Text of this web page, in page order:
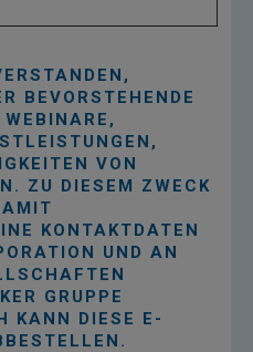
BEVORSTEHENDE
VON
ZU DIESEM ZWECK
KONTAKTDATEN
UND AN
GRUPPE
KANN DIESE E-